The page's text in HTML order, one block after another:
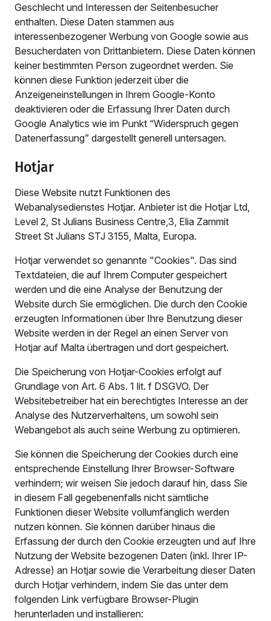
Geschlecht und Interessen der Seitenbesucher
enthalten. Diese Daten stammen aus
interessenbezogener Werbung von Google sowie aus
Besucherdaten von Drittanbietern. Diese Daten können
keiner bestimmten Person zugeordnet werden. Sie
können diese Funktion jederzeit über die
Anzeigeneinstellungen in Ihrem Google-Konto
deaktivieren oder die Erfassung Ihrer Daten durch
Google Analytics wie im Punkt “Widerspruch gegen
Datenerfassung” dargestellt generell untersagen.
Hotjar
Diese Website nutzt Funktionen des
Webanalysedienstes Hotjar. Anbieter ist die Hotjar Ltd,
Level 2, St Julians Business Centre,3, Elia Zammit
Street St Julians STJ 3155, Malta, Europa.
Hotjar verwendet so genannte "Cookies". Das sind
Textdateien, die auf Ihrem Computer gespeichert
werden und die eine Analyse der Benutzung der
Website durch Sie ermöglichen. Die durch den Cookie
erzeugten Informationen über Ihre Benutzung dieser
Website werden in der Regel an einen Server von
Hotjar auf Malta übertragen und dort gespeichert.
Die Speicherung von Hotjar-Cookies erfolgt auf
Grundlage von Art. 6 Abs. 1 lit. f DSGVO. Der
Websitebetreiber hat ein berechtigtes Interesse an der
Analyse des Nutzerverhaltens, um sowohl sein
Webangebot als auch seine Werbung zu optimieren.
Sie können die Speicherung der Cookies durch eine
entsprechende Einstellung Ihrer Browser-Software
verhindern; wir weisen Sie jedoch darauf hin, dass Sie
in diesem Fall gegebenenfalls nicht sämtliche
Funktionen dieser Website vollumfänglich werden
nutzen können. Sie können darüber hinaus die
Erfassung der durch den Cookie erzeugten und auf Ihre
Nutzung der Website bezogenen Daten (inkl. Ihrer IP-
Adresse) an Hotjar sowie die Verarbeitung dieser Daten
durch Hotjar verhindern, indem Sie das unter dem
folgenden Link verfügbare Browser-Plugin
herunterladen und installieren: